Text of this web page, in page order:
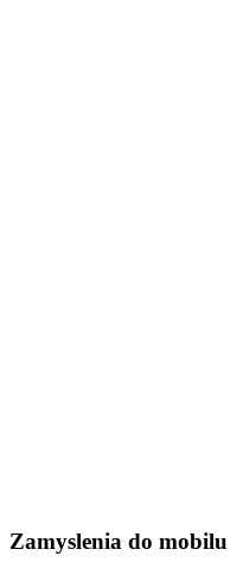
Zamyslenia do mobilu